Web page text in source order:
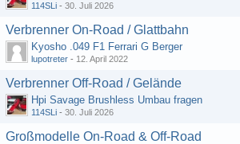
114SLi - 30. Juli 2026
Verbrenner On-Road / Glattbahn
Kyosho .049 F1 Ferrari G Berger
lupotreter - 12. April 2022
Verbrenner Off-Road / Gelände
Hpi Savage Brushless Umbau fragen
114SLi - 30. Juli 2026
Großmodelle On-Road & Off-Road